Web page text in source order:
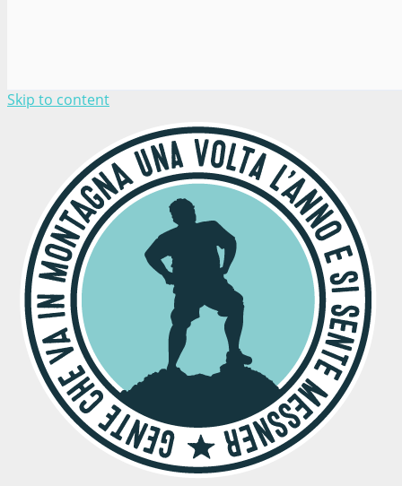
Skip to content